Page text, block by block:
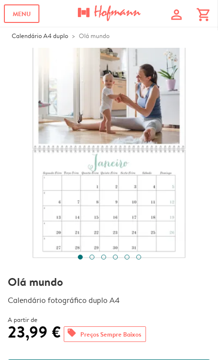
MENU profile shopping_cart
Calendário A4 duplo Olá mundo
Olá mundo
Calendário fotográfico duplo A4
A partir de
23,99 € offers Preços Sempre Baixos